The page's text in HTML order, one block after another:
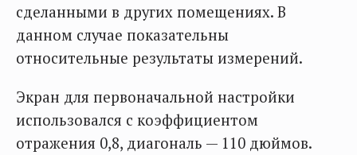
сделанными в других помещениях. В
данном случае показательны
относительные результаты измерений.
Экран для первоначальной настройки
использовался с коэффициентом
отражения 0,8, диагональ — 110 дюймов.